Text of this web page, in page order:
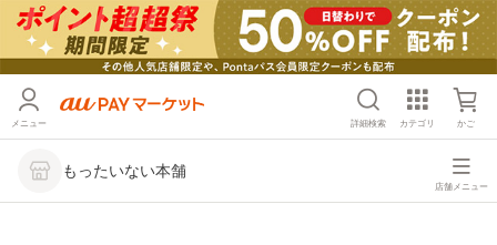
メニュー 詳細検索 カテゴリ かご
もったいない本舗
店舗メニュー